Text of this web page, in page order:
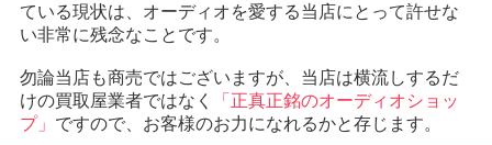
ている現状は、オーディオを愛する当店にとって許せな
い非常に残念なことです。
勿論当店も商売ではございますが、当店は横流しするだ
けの買取屋業者ではなく
「正真正銘のオーディオショッ
プ」 ですので、お客様のお力になれるかと存じます。